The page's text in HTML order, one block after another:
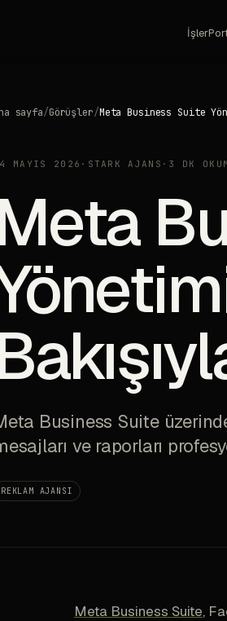
İşler
sayfa/Görüşler/Meta Business Suite
MAYIS 2026 · STARK AJANS · 3 DK
Business Suite
ve raporları
REKLAM AJANSI
Meta Business Suite,